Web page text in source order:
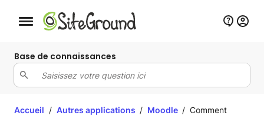
Bouton de navigation mobile
Base de connaissances
Accueil / Autres applications / Moodle / Comment